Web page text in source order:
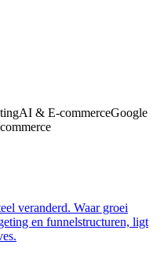
AI & E-commerceGoogle
veranderd. Waar groei
en funnelstructuren, ligt